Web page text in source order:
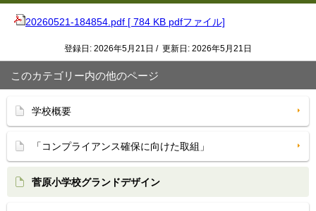
20260521-184854.pdf [ 784 KB pdfファイル]
登録日: 2026年5月21日 / 更新日: 2026年5月21日
このカテゴリー内の他のページ
学校概要
「コンプライアンス確保に向けた取組」
菅原小学校グランドデザイン